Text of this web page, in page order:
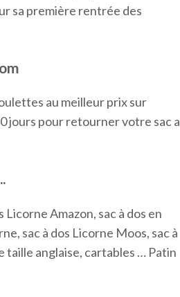
sa première rentrée des
au meilleur prix sur
jours pour retourner votre sac a
Licorne Amazon, sac à dos en
sac à dos Licorne Moos, sac à
taille anglaise, cartables … Patin